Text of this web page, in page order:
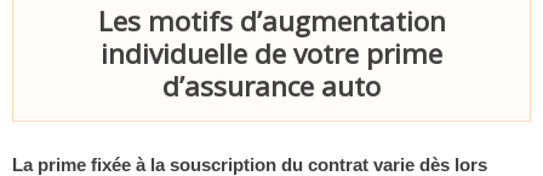
Les motifs d’augmentation
individuelle de votre prime
d’assurance auto
La prime fixée à la souscription du contrat varie dès lors